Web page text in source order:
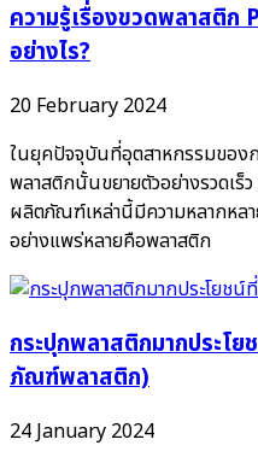
ความรู้เรื่องขวดพลาสติก
อย่างไร?
20 February 2024
ในยุคปัจจุบันที่อุตสาหกรรมของ
พลาสติกนั้นขยายตัวอย่างรวดเร็
ผลิตภัณฑ์เหล่านี้มีความหลากหล
อย่างแพร่หลายคือพลาสติก
กระปุกพลาสติกมากประโ
ภัณฑ์พลาสติก)
24 January 2024